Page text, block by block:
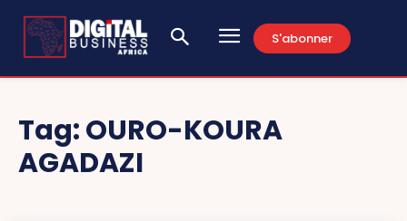
S'abonner
Tag:OURO-KOURA
AGADAZI